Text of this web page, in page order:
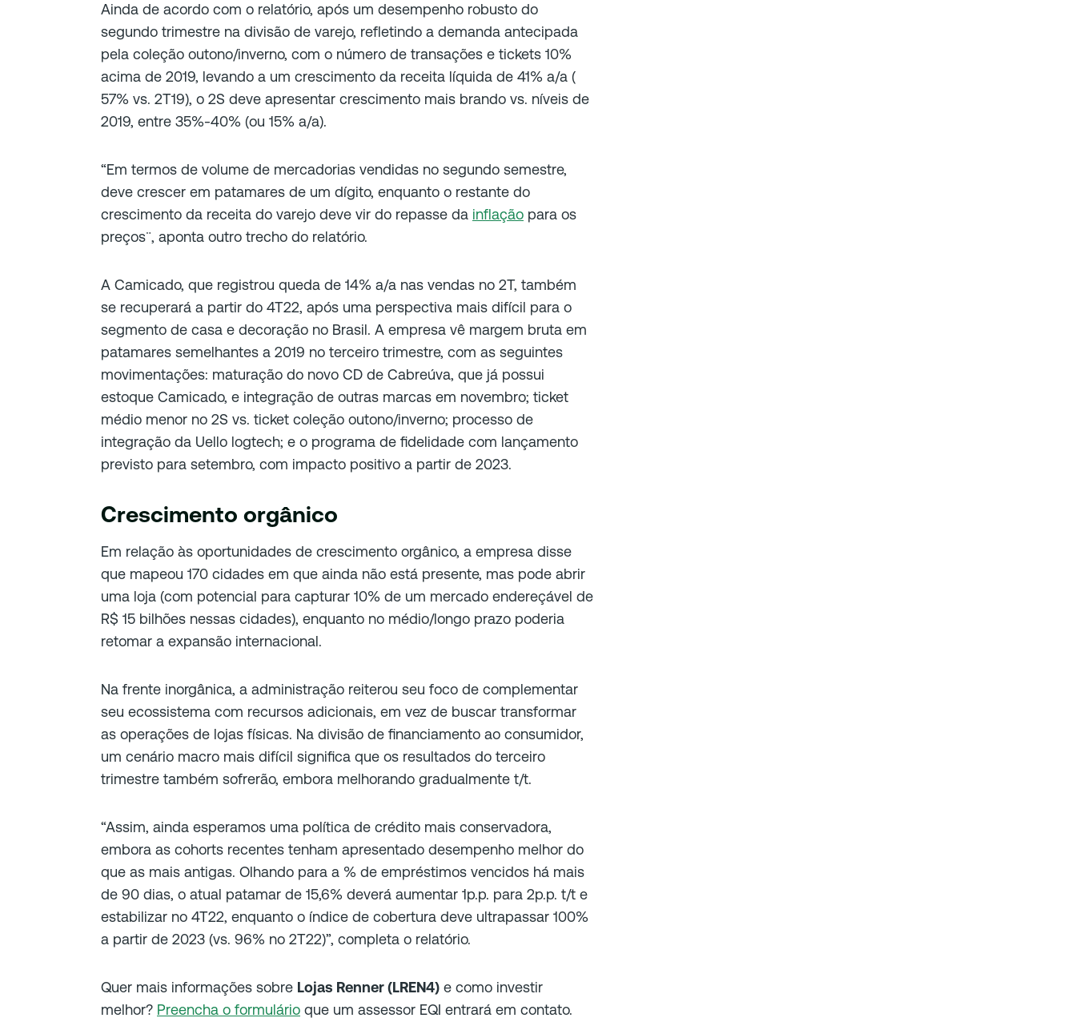
Ainda de acordo com o relatório, após um desempenho robusto do
segundo trimestre na divisão de varejo, refletindo a demanda antecipada
pela coleção outono/inverno, com o número de transações e tickets 10%
acima de 2019, levando a um crescimento da receita líquida de 41% a/a (
57% vs. 2T19), o 2S deve apresentar crescimento mais brando vs. níveis de
2019, entre 35%-40% (ou 15% a/a).
“Em termos de volume de mercadorias vendidas no segundo semestre,
deve crescer em patamares de um dígito, enquanto o restante do
crescimento da receita do varejo deve vir do repasse da inflação para os
preços¨, aponta outro trecho do relatório.
A Camicado, que registrou queda de 14% a/a nas vendas no 2T, também
se recuperará a partir do 4T22, após uma perspectiva mais difícil para o
segmento de casa e decoração no Brasil. A empresa vê margem bruta em
patamares semelhantes a 2019 no terceiro trimestre, com as seguintes
movimentações: maturação do novo CD de Cabreúva, que já possui
estoque Camicado, e integração de outras marcas em novembro; ticket
médio menor no 2S vs. ticket coleção outono/inverno; processo de
integração da Uello logtech; e o programa de fidelidade com lançamento
previsto para setembro, com impacto positivo a partir de 2023.
Crescimento orgânico
Em relação às oportunidades de crescimento orgânico, a empresa disse
que mapeou 170 cidades em que ainda não está presente, mas pode abrir
uma loja (com potencial para capturar 10% de um mercado endereçável de
R$ 15 bilhões nessas cidades), enquanto no médio/longo prazo poderia
retomar a expansão internacional.
Na frente inorgânica, a administração reiterou seu foco de complementar
seu ecossistema com recursos adicionais, em vez de buscar transformar
as operações de lojas físicas. Na divisão de financiamento ao consumidor,
um cenário macro mais difícil significa que os resultados do terceiro
trimestre também sofrerão, embora melhorando gradualmente t/t.
“Assim, ainda esperamos uma política de crédito mais conservadora,
embora as cohorts recentes tenham apresentado desempenho melhor do
que as mais antigas. Olhando para a % de empréstimos vencidos há mais
de 90 dias, o atual patamar de 15,6% deverá aumentar 1p.p. para 2p.p. t/t e
estabilizar no 4T22, enquanto o índice de cobertura deve ultrapassar 100%
a partir de 2023 (vs. 96% no 2T22)”, completa o relatório.
Quer mais informações sobre Lojas Renner (LREN4) e como investir
melhor? Preencha o formulário que um assessor EQI entrará em contato.